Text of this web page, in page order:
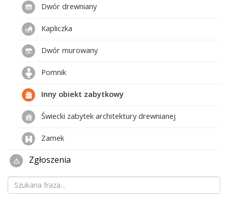
Dwór drewniany
Kapliczka
Dwór murowany
Pomnik
Inny obiekt zabytkowy
Świecki zabytek architektury drewnianej
Zamek
Zgłoszenia